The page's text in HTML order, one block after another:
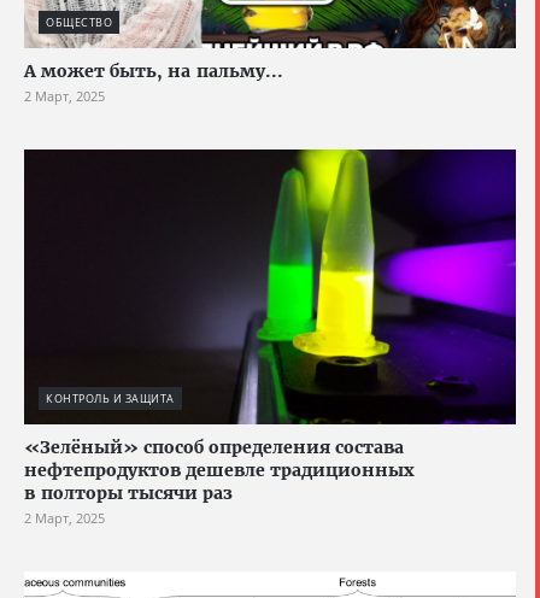
ОБЩЕСТВО
А может быть, на пальму...
2 Март, 2025
КОНТРОЛЬ И ЗАЩИТА
«Зелёный» способ определения состава
нефтепродуктов дешевле традиционных
в полторы тысячи раз
2 Март, 2025